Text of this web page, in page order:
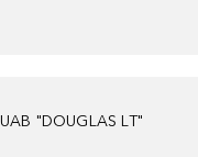
UAB "DOUGLAS LT"